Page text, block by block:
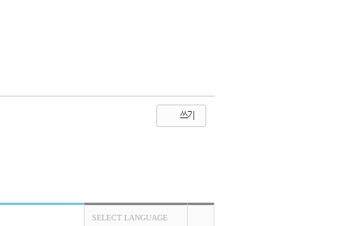
쓰기
SELECT LANGUAGE